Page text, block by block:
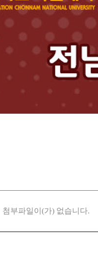
첨부파일이(가) 없습니다.